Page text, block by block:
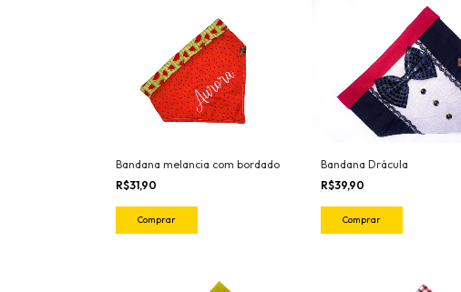
Bandana melancia com bordado
R$31,90
Comprar
Bandana Drácula
R$39,90
Comprar